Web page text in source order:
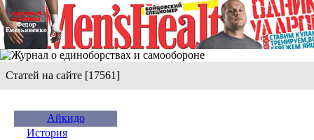
Статей на сайте [17561]
Айкидо
История